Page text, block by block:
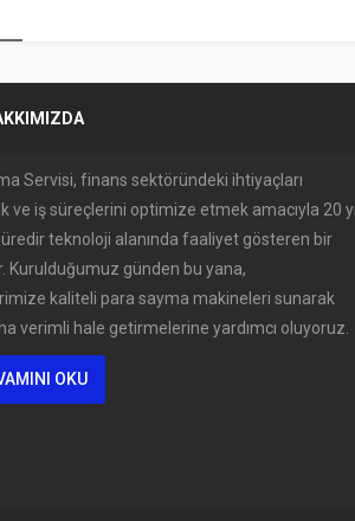
Servisi, finans sektöründeki ihtiyaçları
ve iş süreçlerini optimize etmek amacıyla 20
teknoloji alanında faaliyet gösteren bir
Kurulduğumuz günden bu yana,
kaliteli para sayma makineleri sunarak
verimli hale getirmelerine yardımcı oluyoruz.
OKU
Temsilcisi